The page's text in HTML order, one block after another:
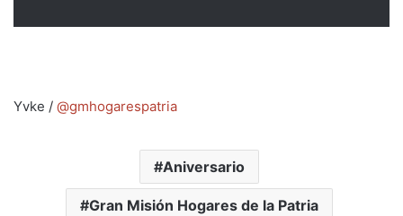
Yvke / @gmhogarespatria
Aniversario
Gran Misión Hogares de la Patria